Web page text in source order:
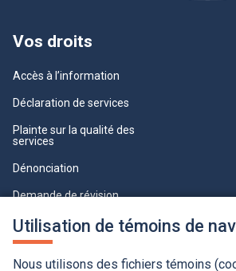
Utilisation de témoins de
Nous utilisons des fichiers témoins
Vos droits
Accès à l’information
Déclaration de services
Plainte sur la qualité des
services
Dénonciation
Demande de révision
Lois et règlements